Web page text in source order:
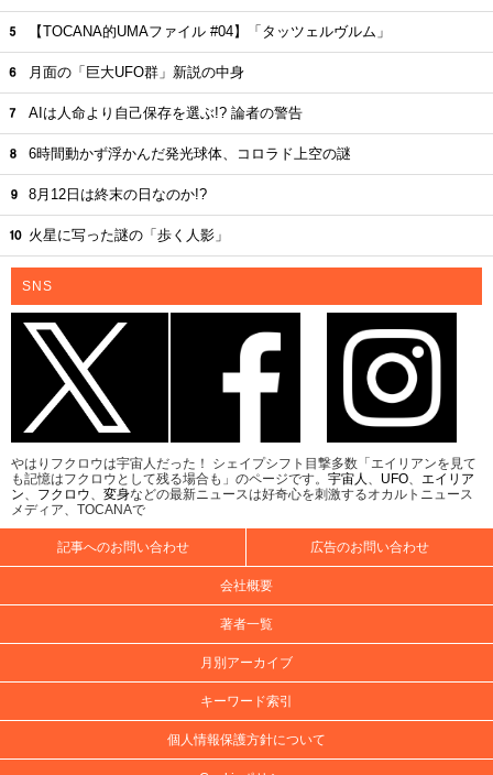
【TOCANA的UMAファイル #04】「タッツェルヴルム」
月面の「巨大UFO群」新説の中身
AIは人命より自己保存を選ぶ!? 論者の警告
6時間動かず浮かんだ発光球体、コロラド上空の謎
8月12日は終末の日なのか!?
火星に写った謎の「歩く人影」
SNS
やはりフクロウは宇宙人だった！ シェイプシフト目撃多数「エイリアンを見て
も記憶はフクロウとして残る場合も」のページです。 宇宙人 、 UFO、 エイリア
ン、 フクロウ、 変身などの最新ニュースは好奇心を刺激するオカルトニュース
メディア、TOCANAで
記事へのお問い合わせ 広告のお問い合わせ
会社概要
著者一覧
月別アーカイブ
キーワード索引
個人情報保護方針について